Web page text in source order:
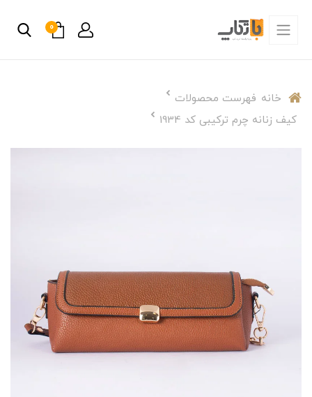
0
خانه فهرست محصولات
کیف زنانه چرم ترکیبی کد 1934